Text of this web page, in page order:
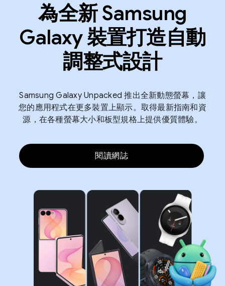
為全新 Samsung
Galaxy 裝置打造自動
調整式設計
Samsung Galaxy Unpacked 推出全新動態螢幕，讓
您的應用程式在更多裝置上顯示。取得最新指南和資
源，在各種螢幕大小和板型規格上提供優質體驗。
閱讀網誌